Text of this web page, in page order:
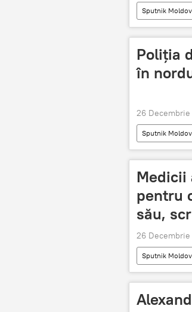
Sputnik
Poliția
în
26 Decembrie
Sputnik
Medicii
pentru
său,
26
Sputnik